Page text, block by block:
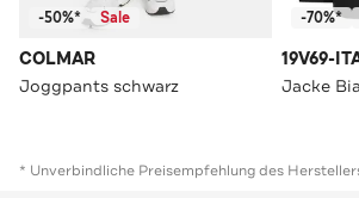
-50%* Sale
COLMAR
Joggpants schwarz
-70%*
19V69-
Jacke
* Unverbindliche Preisempfehlung des